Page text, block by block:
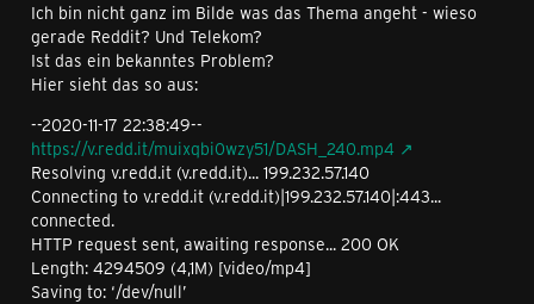
Ich bin nicht ganz im Bilde was das Thema angeht - wieso
gerade Reddit? Und Telekom?
Ist das ein bekanntes Problem?
Hier sieht das so aus:
--2020-11-17 22:38:49--
https://v.redd.it/muixqbi0wzy51/DASH_240.mp4
Resolving v.redd.it (v.redd.it)... 199.232.57.140
Connecting to v.redd.it (v.redd.it)|199.232.57.140|:443...
connected.
HTTP request sent, awaiting response... 200 OK
Length: 4294509 (4,1M) [video/mp4]
Saving to: ‘/dev/null’